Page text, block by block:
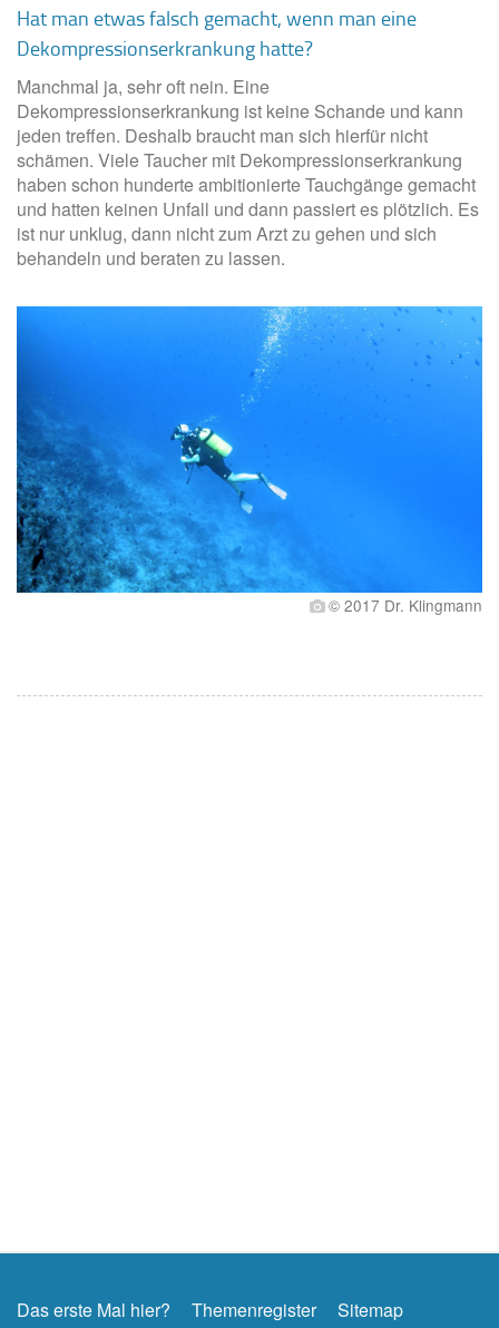
Hat man etwas falsch gemacht, wenn man eine
Dekompressionserkrankung hatte?
Manchmal ja, sehr oft nein. Eine
Dekompressionserkrankung ist keine Schande und kann
jeden treffen. Deshalb braucht man sich hierfür nicht
schämen. Viele Taucher mit Dekompressionserkrankung
haben schon hunderte ambitionierte Tauchgänge gemacht
und hatten keinen Unfall und dann passiert es plötzlich. Es
ist nur unklug, dann nicht zum Arzt zu gehen und sich
behandeln und beraten zu lassen.
© 2017 Dr. Klingmann
Das erste Mal hier? Themenregister
Sitemap